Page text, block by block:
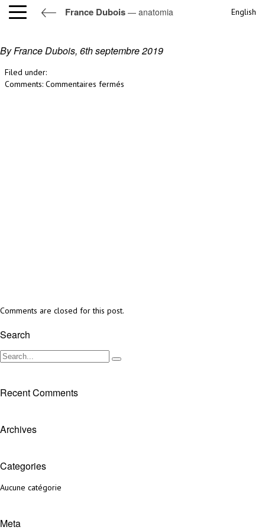
France Dubois — anatomia English
anatomia
By France Dubois, 6th septembre 2019
Filed under:
Comments: Commentaires fermés
Comments are closed for this post.
Search
Recent Comments
Archives
Categories
Aucune catégorie
Meta